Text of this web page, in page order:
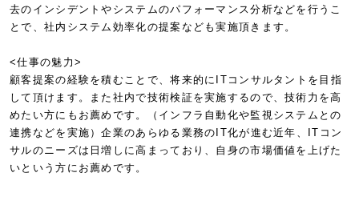
去のインシデントやシステムのパフォーマンス分析などを行うこ
とで、社内システム効率化の提案なども実施頂きます。
<仕事の魅力>
顧客提案の経験を積むことで、将来的にITコンサルタントを目指
して頂けます。また社内で技術検証を実施するので、技術力を高
めたい方にもお薦めです。（インフラ自動化や監視システムとの
連携などを実施）企業のあらゆる業務のIT化が進む近年、ITコン
サルのニーズは日増しに高まっており、自身の市場価値を上げた
いという方にお薦めです。